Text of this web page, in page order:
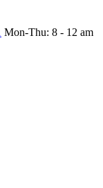
Mon-Thu: 8 - 12 am